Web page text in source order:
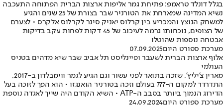
בגלל דונלד טראמפ: פתיחת גמר אליפות ארצות הברית הפתוחה התעכבה
נשיא המדינה שמארחת את הטורניר שבר בצורת של 25 שנים והגיע
למשחק הנוצץ והמכריע בין קרלוס יאניק סינר לקרלוס אלקרס • לצערם
של הצופים, נוכחותו גרמה לעיכוב של 45 דקות לפחות עקב בדיקות
אבטחה נוספות שהוטלו
מערכת ספורט היום07.09.2025
אלוף ארצות הברית לשעבר ופיינליסט תל אביב שבר שיא מדהים בטניס
העולמי
מארין צ'יליץ', שזכה בתואר לפני עשור וגם הגיע לגמר ווימבלדון ב-2017,
התדרדר למקום ה-777 בעולם וזכה בטורניר הואנגזו • הוא הפך לזוכה בעל
הדירוג הנמוך ביותר בסבב ה-ATP • השיא הקודם היה שייך לאגדה נוספת
מערכת ספורט היום24.09.2024